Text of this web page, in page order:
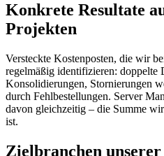
Konkrete Resultate
Projekten
Versteckte Kostenposten, die wir
regelmäßig identifizieren: doppelte
Konsolidierungen, Stornierungen
durch Fehlbestellungen. Server
davon gleichzeitig – die Summe
ist.
Zielbranchen